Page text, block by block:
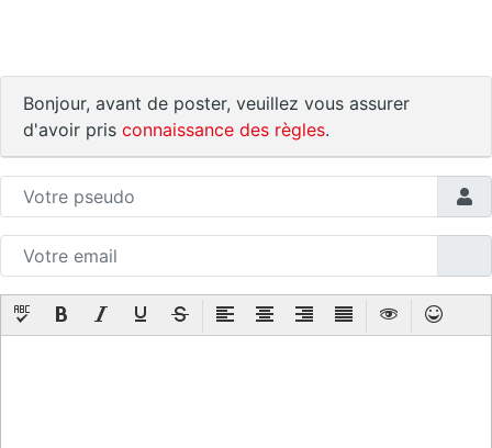
Bonjour, avant de poster, veuillez vous assurer
d'avoir pris connaissance des règles.